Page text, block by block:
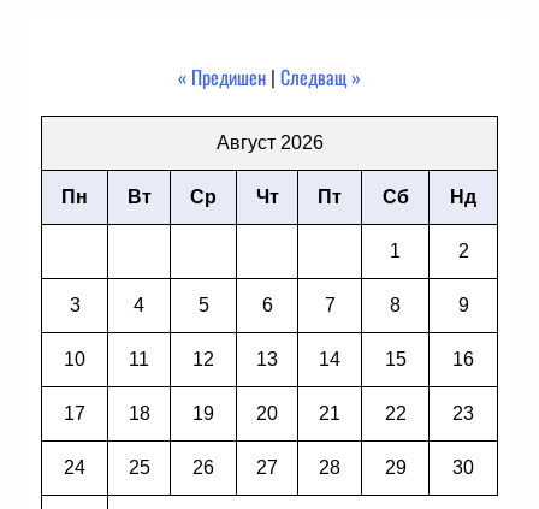
« Предишен | Следващ »
Август 2026
Пн Вт Ср Чт Пт Сб Нд
1 2
3 4 5 6 7 8 9
10 11 12 13 14 15 16
17 18 19 20 21 22 23
24 25 26 27 28 29 30